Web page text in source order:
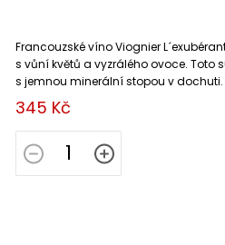
345 Kč
Francouzské víno Viognier
s vůní květů a vyzrálého ovoce. Toto
s jemnou minerální stopou v dochuti.